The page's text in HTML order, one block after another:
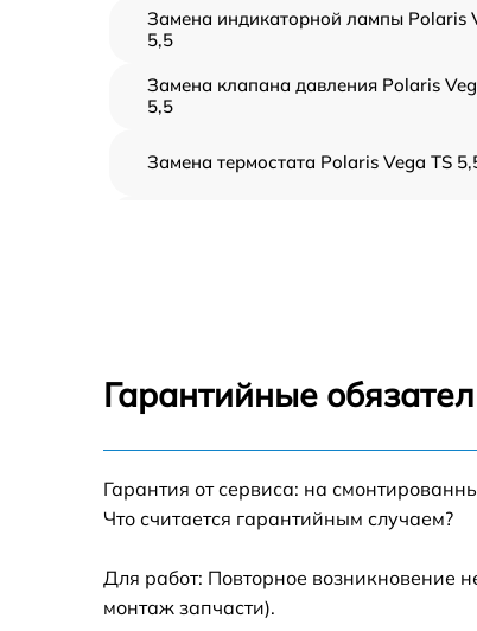
Замена индикаторной лампы Polaris
5,5
Замена клапана давления Polaris
5,5
Замена термостата Polaris Vega TS
Замена прокладки Polaris Vega TS 5,5
5,5
Замена труб поступления воды Polaris
Гарантийные
Гарантия от сервиса: на
Что считается гарантийным случаем?
Для работ: Повторное возникновение
монтаж запчасти).